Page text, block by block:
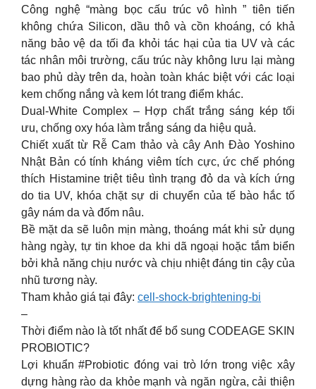
Công nghệ “màng bọc cấu trúc vô hình ” tiên tiến
không chứa Silicon, dầu thô và cồn khoáng, có khả
năng bảo vệ da tối đa khỏi tác hại của tia UV và các
tác nhân môi trường, cấu trúc này không lưu lại màng
bao phủ dày trên da, hoàn toàn khác biệt với các loại
kem chống nắng và kem lót trang điểm khác.
Dual-White Complex – Hợp chất trắng sáng kép tối
ưu, chống oxy hóa làm trắng sáng da hiệu quả.
Chiết xuất từ Rễ Cam thảo và cây Anh Đào Yoshino
Nhật Bản có tính kháng viêm tích cực, ức chế phóng
thích Histamine triệt tiêu tình trạng đỏ da và kích ứng
do tia UV, khóa chặt sự di chuyển của tế bào hắc tố
gây nám da và đốm nâu.
Bề mặt da sẽ luôn mịn màng, thoáng mát khi sử dụng
hàng ngày, tự tin khoe da khi dã ngoại hoặc tắm biển
bởi khả năng chịu nước và chịu nhiệt đáng tin cậy của
nhũ tương này.
Tham khảo giá tại đây: cell-shock-brightening-bi
–
Thời điểm nào là tốt nhất để bổ sung CODEAGE SKIN
PROBIOTIC?
Lợi khuẩn #Probiotic đóng vai trò lớn trong việc xây
dựng hàng rào da khỏe mạnh và ngăn ngừa, cải thiện